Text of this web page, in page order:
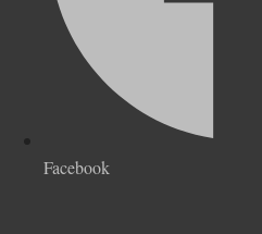
Facebook